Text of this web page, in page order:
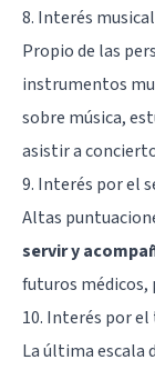
8. Interés musical
Propio de las
instrumentos
sobre música,
asistir a
9. Interés por el
Altas
servir y
futuros médicos,
10. Interés por
La última escala